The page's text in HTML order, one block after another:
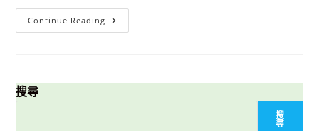
Continue Reading 【南
機
妻
搜尋
搜
尋